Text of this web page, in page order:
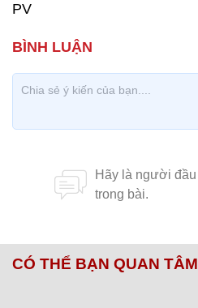
PV
CÓ THỂ BẠN QUAN TÂM